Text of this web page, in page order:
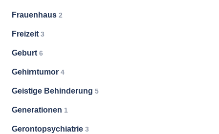
Frauenhaus 2
Freizeit 3
Geburt 6
Gehirntumor 4
Geistige Behinderung 5
Generationen 1
Gerontopsychiatrie 3